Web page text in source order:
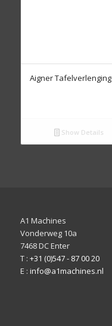
Aigner Tafelverlenging
Show Details
A1 Machines
Vonderweg 10a
7468 DC Enter
T : +31 (0)547 - 87 00 20
E : info@a1machines.nl